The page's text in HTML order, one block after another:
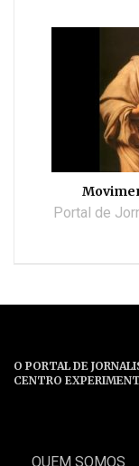
Portal de
O PORTAL DE
CENTRO
QUEM SOMOS